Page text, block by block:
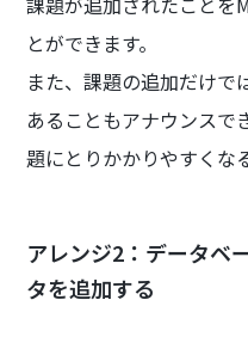
とができます。
また、課題の追加だけで
あることもアナウンスで
題にとりかかりやすくな
アレンジ2：データベ
タを追加する